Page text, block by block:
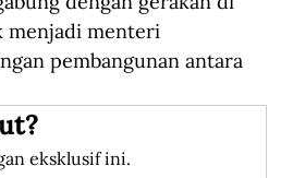
menjadi menteri
pembangunan antara
eksklusif ini.